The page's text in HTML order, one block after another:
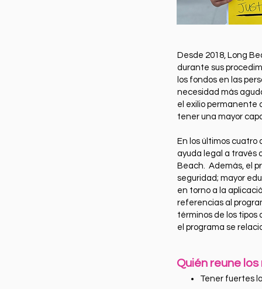
Desde 2018, Long
durante sus
los fondos en las
necesidad más
el exilio permanente
tener una mayor
En los últimos
ayuda legal a través
Beach. Además, el
seguridad; mayor
en torno a la
referencias al
términos de los tipos
el programa se
Quién reune
Tener fuertes